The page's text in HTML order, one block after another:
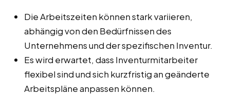
Die Arbeitszeiten können stark variieren,
abhängig von den Bedürfnissen des
Unternehmens und der spezifischen Inventur.
Es wird erwartet, dass Inventurmitarbeiter
flexibel sind und sich kurzfristig an geänderte
Arbeitspläne anpassen können.